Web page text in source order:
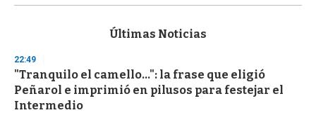
s
d
s
o
f
3
Últimas Noticias
22:49
"Tranquilo el camello...": la frase que eligió
Peñarol e imprimió en pilusos para festejar el
Intermedio